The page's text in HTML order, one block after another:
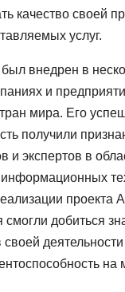
качество своей
услуг.
внедрен в
и
мира. Его
получили
и экспертов в
проекта
смогли добиться
на